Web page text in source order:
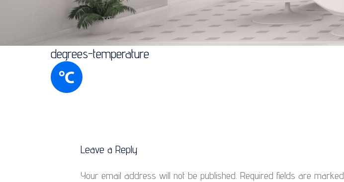
degrees-temperature
Leave a Reply
Your email address will not be published. Required fields are marked